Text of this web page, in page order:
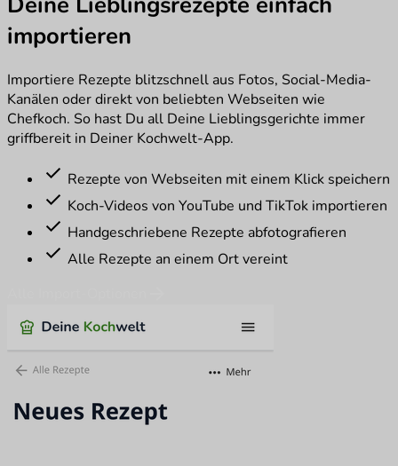
importieren
Importiere Rezepte blitzschnell aus Fotos, Social-Media-
Kanälen oder direkt von beliebten Webseiten wie
Chefkoch. So hast Du all Deine Lieblingsgerichte immer
griffbereit in Deiner Kochwelt-App.
check Rezepte von Webseiten mit einem Klick speichern
check Koch-Videos von YouTube und TikTok importieren
check Handgeschriebene Rezepte abfotografieren
check Alle Rezepte an einem Ort vereint